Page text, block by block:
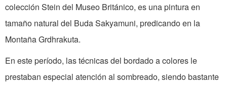
colección Stein del Museo Británico, es una pintura en
tamaño natural del Buda Sakyamuni, predicando en la
Montaña Grdhrakuta.
En este período, las técnicas del bordado a colores le
prestaban especial atención al sombreado, siendo bastante